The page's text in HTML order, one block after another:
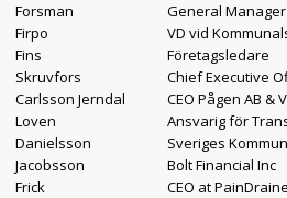
Forsman
General
Firpo
VD vid
Fins
Företagsledare
Skruvfors
Chief Executive
Carlsson Jerndal
CEO Pågen AB &
Loven
Ansvarig för
Danielsson
Sveriges
Jacobsson
Bolt Financial Inc
Frick
CEO at